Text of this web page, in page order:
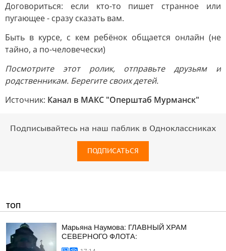
Договориться: если кто-то пишет странное или
пугающее - сразу сказать вам.
Быть в курсе, с кем ребёнок общается онлайн (не
тайно, а по-человечески)
Посмотрите этот ролик, отправьте друзьям и
родственникам. Берегите своих детей.
Источник: Канал в МАКС "Оперштаб Мурманск"
Подписывайтесь на наш паблик в Одноклассниках
ПОДПИСАТЬСЯ
ТОП
Марьяна Наумова: ГЛАВНЫЙ ХРАМ
СЕВЕРНОГО ФЛОТА: